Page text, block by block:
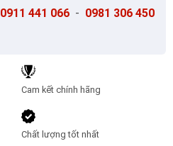
0911 441 066 - 0981 306 450
Cam kết chính hãng
Chất lượng tốt nhất